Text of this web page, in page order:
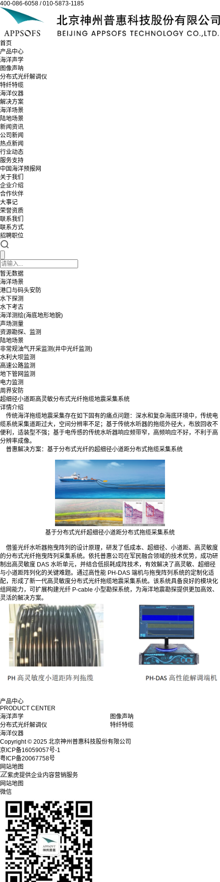
400-086-6058 / 010-5873-1185
首页
产品中心
海洋声学
图像声呐
分布式光纤解调仪
特纤特缆
海洋仪器
解决方案
海洋场景
陆地场景
新闻资讯
公司新闻
热点新闻
行业动态
服务支持
中国海洋预报网
关于我们
企业介绍
合作伙伴
大事记
荣誉资质
联系我们
联系方式
招聘职位
暂无数据
海洋场景
港口与码头安防
水下探测
水下考古
海洋测绘(海底地形地貌)
声场测量
资源勘探、监测
陆地场景
非常规油气开采监测(井中光纤监测)
水利大坝监测
高速公路监测
地下管网监测
电力监测
周界安防
超细径小道距高灵敏分布式光纤拖缆地震采集系统
详情介绍
传统海洋拖缆地震采集存在如下固有的痛点问题：深水和复杂海底环境中，传统电
缆系统采集道距过大，空间分辨率不足；基于传统水听器的拖缆外径大，布放回收不
便利，适装型不强；基于电传感的传统水听器响应频带窄，高频响应不好，不利于高
分辨率成像。
普惠解决方案：基于分布式光纤的超细径小道距分布式拖缆采集系统
基于分布式光纤超细径小道距分布式拖缆采集系统
借鉴光纤水听器拖曳阵列的设计原理，研发了低成本、超细径、小道距、高灵敏度
的分布式光纤拖曳阵列采集系统。依托普惠公司在军民融合领域的技术优势，成功研
制出高灵敏度 DAS 水听单元，并结合低损耗成阵技术，有效解决了高灵敏、超细径
与小道距阵列化的关键难题。通过高性能 PH-DAS 端机与拖曳阵列系统的定制化适
配，形成了新一代高灵敏度分布式光纤拖缆地震采集系统。该系统具备良好的模块化
组网能力，可扩展构建光纤 P-cable 小型勘探系统，为海洋地震勘探提供更加高效、
灵活的解决方案。
产品中心
PRODUCT CENTER
海洋声学
图像声呐
分布式光纤解调仪
特纤特缆
海洋仪器
Copyright © 2025 北京神州普惠科技股份有限公司
京ICP备16059057号-1
粤ICP备20067758号
网站地图
紫虎提供企业内容营销服务
网站地图
微信